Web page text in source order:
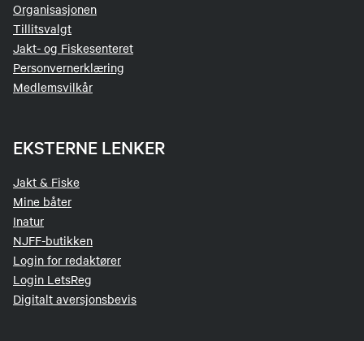
Organisasjonen
Tillitsvalgt
Jakt- og Fiskesenteret
Personvernerklæring
Medlemsvilkår
EKSTERNE LENKER
Jakt & Fiske
Mine båter
Inatur
NJFF-butikken
Login for redaktører
Login LetsReg
Digitalt aversjonsbevis